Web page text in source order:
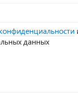
данных